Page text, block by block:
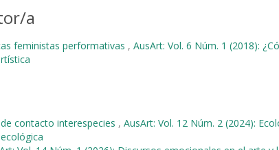
a
feministas performativas , AusArt: Vol. 6 Núm. 1 (2018):
contacto interespecies , AusArt: Vol. 12 Núm. 2 (2024):